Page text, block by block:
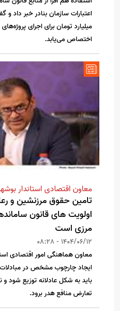
میلیارد تومان برای اجرای
اختصاص می‌یابد.
معاون اقتصادی استاندار
تامین حقوق مرزنشین و
اولویت های قانون
مرزی است
1404/06/12 - 08:28
معاون هماهنگی امور اقتصادی
ایجاد چارچوب مشخص در
باید به شکل عادلانه توزیع شود
تعارض منافع هدر برود.